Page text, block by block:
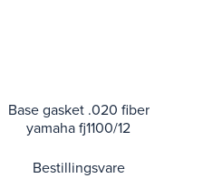
Base gasket .020 fiber
yamaha fj1100/12
Bestillingsvare